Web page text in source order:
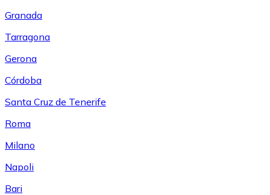
Granada
Tarragona
Gerona
Córdoba
Santa Cruz de Tenerife
Roma
Milano
Napoli
Bari